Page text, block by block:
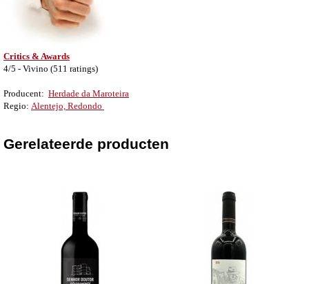
Critics & Awards
4/5 - Vivino (‎511 ratings)
Producent: Herdade da Maroteira
Regio: Alentejo, Redondo
Gerelateerde producten